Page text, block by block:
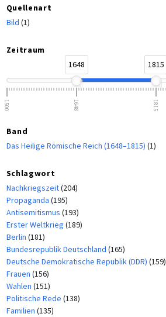
Quellenart
Bild (1)
Zeitraum
1648
1815
1500 1648 1815
Band
Das Heilige Römische Reich (1648–1815) (1)
Schlagwort
Nachkriegszeit(204)
Propaganda (195)
Antisemitismus (193)
Erster Weltkrieg (189)
Berlin (181)
Bundesrepublik Deutschland (165)
Deutsche Demokratische Republik (DDR) (159)
Frauen (156)
Wahlen (151)
Politische Rede (138)
Familien (135)